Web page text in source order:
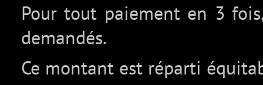
Pour tout paiement en 3
demandés.
Ce montant est réparti